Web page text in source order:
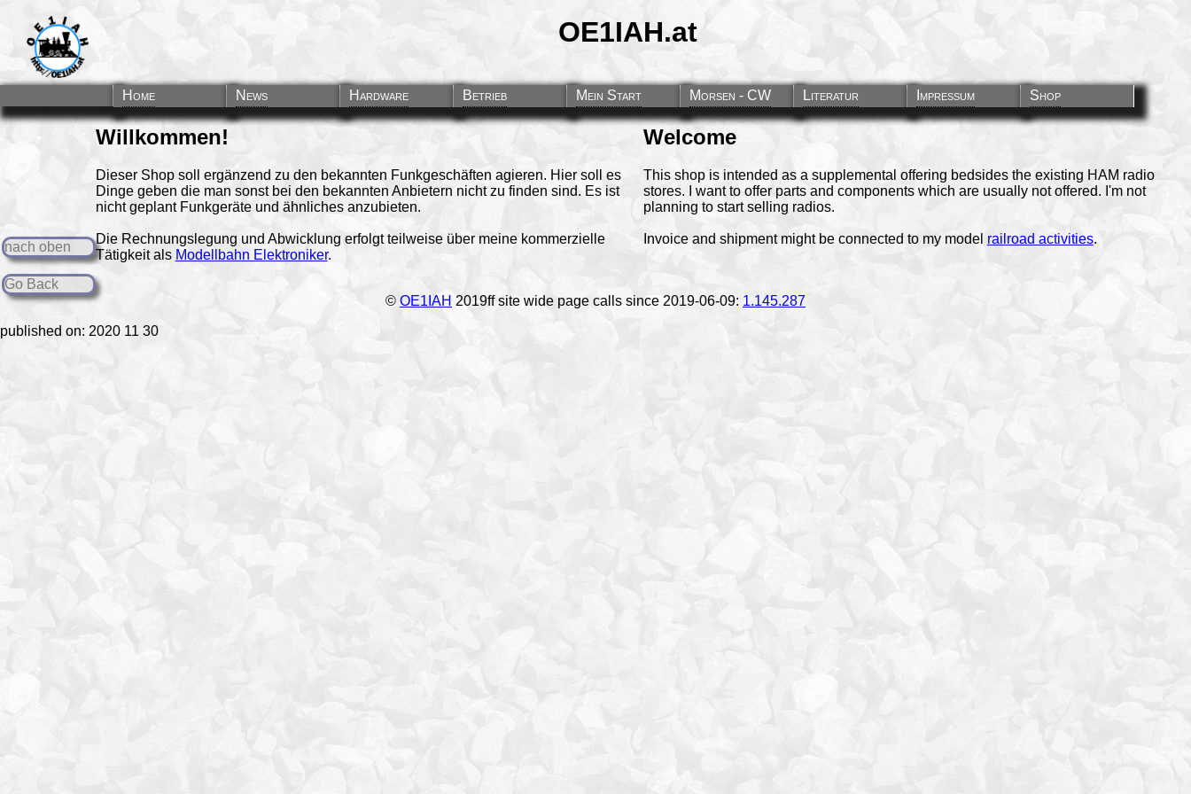
OE1IAH.at
Home News Hardware Betrieb Mein Start Morsen - CW Literatur Impressum Shop
nach oben
Go Back
Willkommen!
Dieser Shop soll ergänzend zu den bekannten Funkgeschäften agieren. Hier soll es
Dinge geben die man sonst bei den bekannten Anbietern nicht zu finden sind. Es ist
nicht geplant Funkgeräte und ähnliches anzubieten.
Die Rechnungslegung und Abwicklung erfolgt teilweise über meine kommerzielle
Tätigkeit als Modellbahn Elektroniker.
Welcome
This shop is intended as a supplemental offering bedsides the existing HAM radio
stores. I want to offer parts and components which are usually not offered. I'm not
planning to start selling radios.
Invoice and shipment might be connected to my model railroad activities.
© OE1IAH 2019ff site wide page calls since 2019-06-09: 1.145.287
published on: 2020 11 30